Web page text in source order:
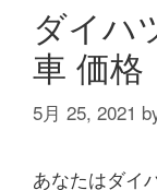
ダイハ
車 価格
5月 25, 2021
あなたはダイ